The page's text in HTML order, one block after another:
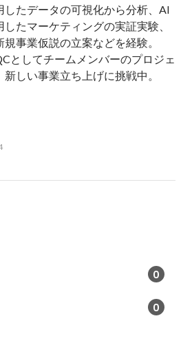
したデータの可視化から分析、AI
たマーケティングの実証実験、
事業仮説の立案などを経験。
としてチームメンバーのプロジェ
しい事業立ち上げに挑戦中。
0
0